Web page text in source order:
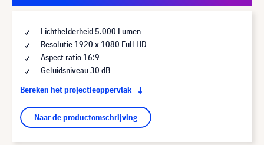
Lichthelderheid 5.000 Lumen
Resolutie 1920 x 1080 Full HD
Aspect ratio 16:9
Geluidsniveau 30 dB
Bereken het projectieoppervlak
Naar de productomschrijving